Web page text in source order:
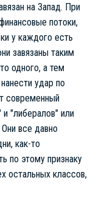
на Запад. При
потоки,
у каждого есть
завязаны таким
одного, а тем
удар по
современный
"либералов" или
все давно
как-то
по этому признаку
остальных классов,